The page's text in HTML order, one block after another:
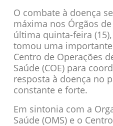
O combate à doença
máxima nos Órgãos
última quinta-feira
tomou uma
Centro de Operações
Saúde (COE) para
resposta à doença no
constante e forte.
Em sintonia com a
Saúde (OMS) e o